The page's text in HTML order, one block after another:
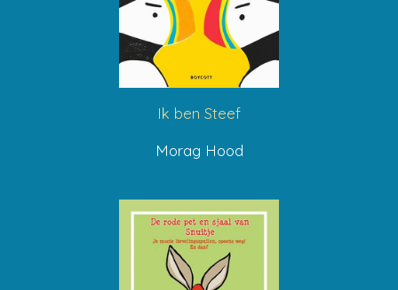
Ik ben Steef
Morag Hood